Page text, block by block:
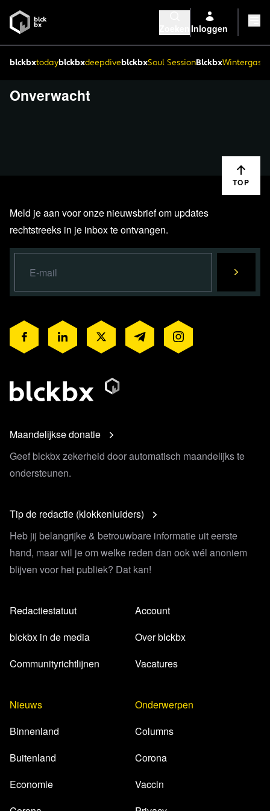
Inloggen
blckbxtodayblckbxdeepdiveblckbxSoul SessionBlckbx
Onverwacht
TOP
Meld je aan voor onze nieuwsbrief om updates
rechtstreeks in je inbox te ontvangen.
Maandelijkse donatie
Geef blckbx zekerheid door automatisch maandelijks te
ondersteunen.
Tip de redactie (klokkenluiders)
Heb jij belangrijke & betrouwbare informatie uit eerste
hand, maar wil je om welke reden dan ook wél anoniem
blijven voor het publiek? Dat kan!
Redactiestatuut
blckbx in de media
Communityrichtlijnen
Account
Over blckbx
Vacatures
Nieuws
Binnenland
Buitenland
Economie
Onderwerpen
Columns
Corona
Vaccin